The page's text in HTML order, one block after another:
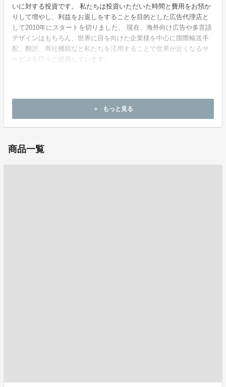
いに対する投資です。 私たちは投資いただいた時間と費用をお預か
りして増やし、利益をお返しをすることを目的とした広告代理店と
して2010年にスタートを切りました。 現在、海外向け広告や多言語
デザインはもちろん、世界に目を向けた企業様を中心に国際輸送手
配、翻訳、商社機能など私たちを活用することで世界が近くなるサ
ービスを日々ご提供しています。
add もっと見る
商品一覧